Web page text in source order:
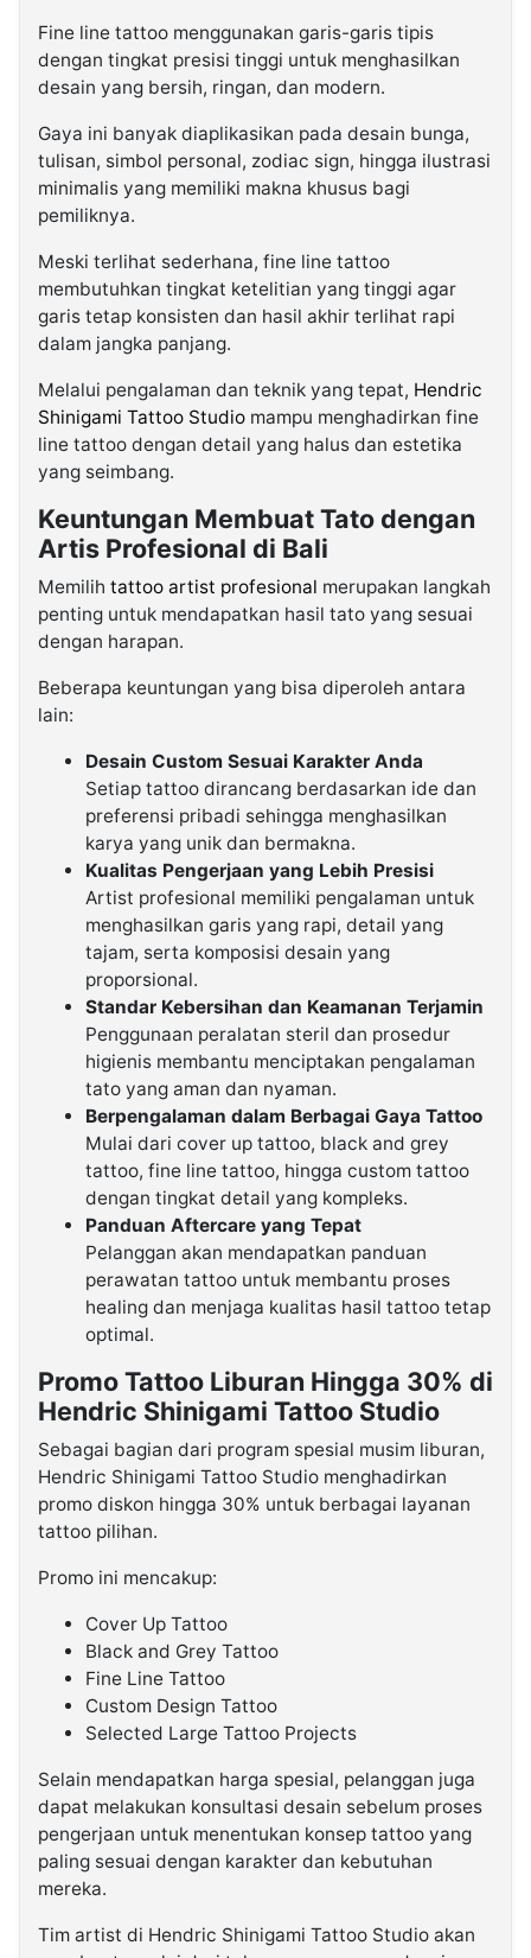
Fine line tattoo menggunakan garis-garis tipis
dengan tingkat presisi tinggi untuk menghasilkan
desain yang bersih, ringan, dan modern.
Gaya ini banyak diaplikasikan pada desain bunga,
tulisan, simbol personal, zodiac sign, hingga ilustrasi
minimalis yang memiliki makna khusus bagi
pemiliknya.
Meski terlihat sederhana, fine line tattoo
membutuhkan tingkat ketelitian yang tinggi agar
garis tetap konsisten dan hasil akhir terlihat rapi
dalam jangka panjang.
Melalui pengalaman dan teknik yang tepat, Hendric
Shinigami Tattoo Studio mampu menghadirkan fine
line tattoo dengan detail yang halus dan estetika
yang seimbang.
Keuntungan Membuat Tato dengan
Artis Profesional di Bali
Memilih tattoo artist profesional merupakan langkah
penting untuk mendapatkan hasil tato yang sesuai
dengan harapan.
Beberapa keuntungan yang bisa diperoleh antara
lain:
Desain Custom Sesuai Karakter Anda
Setiap tattoo dirancang berdasarkan ide dan
preferensi pribadi sehingga menghasilkan
karya yang unik dan bermakna.
Kualitas Pengerjaan yang Lebih Presisi
Artist profesional memiliki pengalaman untuk
menghasilkan garis yang rapi, detail yang
tajam, serta komposisi desain yang
proporsional.
Standar Kebersihan dan Keamanan Terjamin
Penggunaan peralatan steril dan prosedur
higienis membantu menciptakan pengalaman
tato yang aman dan nyaman.
Berpengalaman dalam Berbagai Gaya Tattoo
Mulai dari cover up tattoo, black and grey
tattoo, fine line tattoo, hingga custom tattoo
dengan tingkat detail yang kompleks.
Panduan Aftercare yang Tepat
Pelanggan akan mendapatkan panduan
perawatan tattoo untuk membantu proses
healing dan menjaga kualitas hasil tattoo tetap
optimal.
Promo Tattoo Liburan Hingga 30% di
Hendric Shinigami Tattoo Studio
Sebagai bagian dari program spesial musim liburan,
Hendric Shinigami Tattoo Studio menghadirkan
promo diskon hingga 30% untuk berbagai layanan
tattoo pilihan.
Promo ini mencakup:
Cover Up Tattoo
Black and Grey Tattoo
Fine Line Tattoo
Custom Design Tattoo
Selected Large Tattoo Projects
Selain mendapatkan harga spesial, pelanggan juga
dapat melakukan konsultasi desain sebelum proses
pengerjaan untuk menentukan konsep tattoo yang
paling sesuai dengan karakter dan kebutuhan
mereka.
Tim artist di Hendric Shinigami Tattoo Studio akan